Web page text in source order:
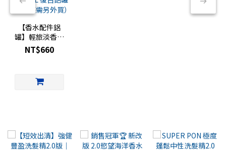
【香水配件鋁
罐】輕旅淡香水
專用｜香水旅行
罐｜
罐（玻璃罐需另
NT$660